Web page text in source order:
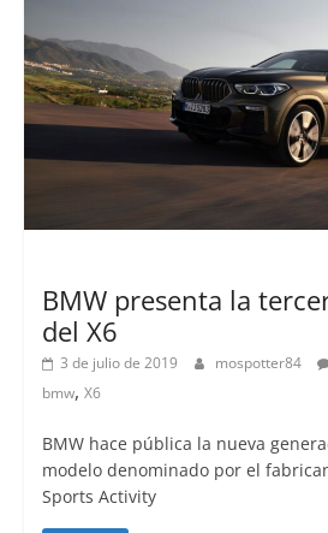
BMW presenta la
del X6
3 de julio de 2019 mospotter84
bmw, X6
BMW hace pública la nueva
modelo denominado por el
Sports Activity